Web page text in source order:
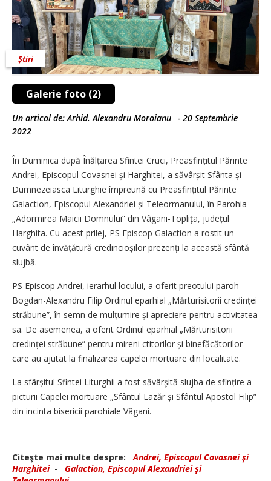
Galerie foto (2)
Știri
Un articol de:Arhid. Alexandru Moroianu - 20 Septembrie
2022
În Duminica după Înălțarea Sfintei Cruci, Preasfințitul Părinte
Andrei, Episcopul Covasnei și Harghitei, a săvârșit Sfânta și
Dumnezeiasca Liturghie împreună cu Preasfințitul Părinte
Galaction, Episcopul Alexandriei și Teleormanului, în Parohia
„Adormirea Maicii Domnului” din Vâgani-Toplița, județul
Harghita. Cu acest prilej, PS Episcop Galaction a rostit un
cuvânt de învățătură credincioșilor prezenți la această sfântă
slujbă.
PS Episcop Andrei, ierarhul locului, a oferit preotului paroh
Bogdan-Alexandru Filip Ordinul eparhial „Mărturisitorii credinței
străbune”, în semn de mulțumire și apreciere pentru activitatea
sa. De asemenea, a oferit Ordinul eparhial „Mărturisitorii
credinței străbune” pentru mireni ctitorilor și binefăcătorilor
care au ajutat la finalizarea capelei mortuare din localitate.
La sfârșitul Sfintei Liturghii a fost săvârşită slujba de sfințire a
picturii Capelei mortuare „Sfântul Lazăr și Sfântul Apostol Filip”
din incinta bisericii parohiale Vâgani.
Citeşte mai multe despre:
Andrei, Episcopul Covasnei şi
Harghitei- Galaction, Episcopul Alexandriei şi